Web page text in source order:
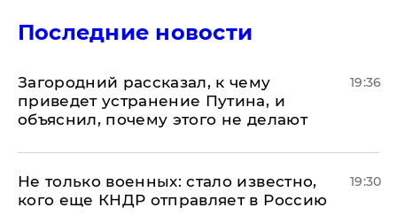
Последние новости
Загородний рассказал, к чему
приведет устранение Путина, и
объяснил, почему этого не делают
19:36
Не только военных: стало известно,
кого еще КНДР отправляет в Россию
19:30